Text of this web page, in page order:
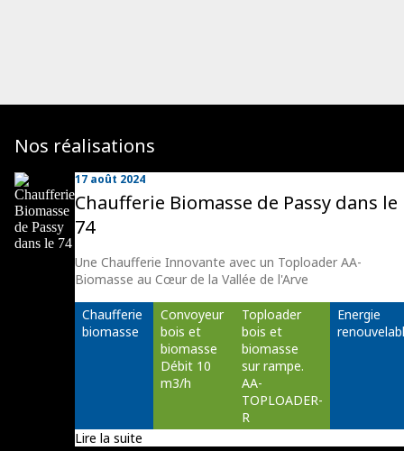
Nos réalisations
17 août 2024
Chaufferie Biomasse de Passy dans le
74
Une Chaufferie Innovante avec un Toploader AA-
Biomasse au Cœur de la Vallée de l'Arve
Chaufferie
biomasse
Convoyeur
bois et
biomasse
Débit 10
m3/h
Toploader
bois et
biomasse
sur rampe.
AA-
TOPLOADER-
R
Energie
Lire la suite